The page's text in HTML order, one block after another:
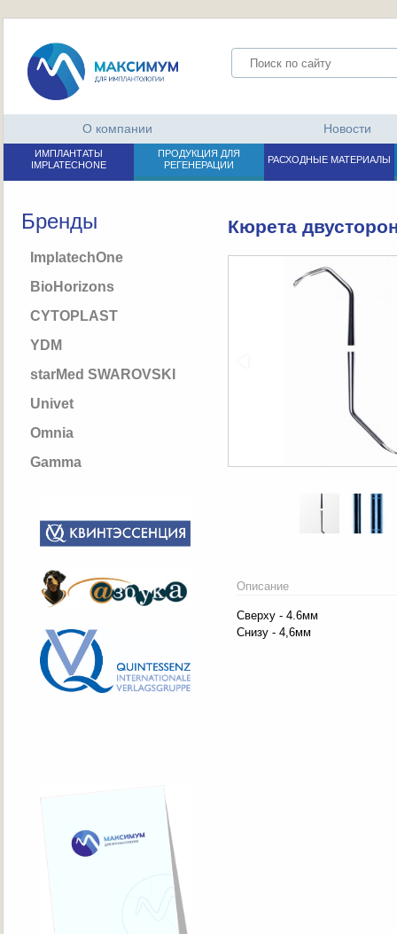
О компании Новости
ИМПЛАНТАТЫ
IMPLATECHONE
ПРОДУКЦИЯ ДЛЯ
РЕГЕНЕРАЦИИ
РАСХОДНЫЕ МАТЕРИАЛЫ
Бренды
ImplatechOne
BioHorizons
CYTOPLAST
YDM
starMed SWAROVSKI
Univet
Omnia
Gamma
Кюрета
Описание
Сверху - 4.6мм
Снизу - 4,6мм